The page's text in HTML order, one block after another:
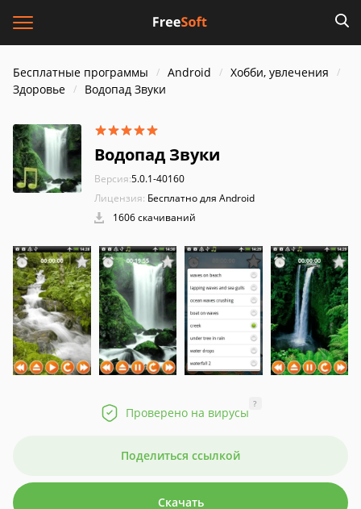
Бесплатные программы Android
Хобби, увлечения
Здоровье
Водопад Звуки
Водопад Звуки
Версия:5.0.1-40160
Лицензия: Бесплатно для Android
1606 скачиваний
Проверено на вирусы
?
Поделиться ссылкой
Скачать